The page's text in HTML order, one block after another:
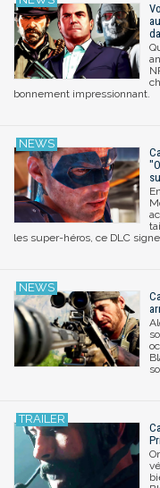
bonnement impressionnant.
les super-héros, ce DLC